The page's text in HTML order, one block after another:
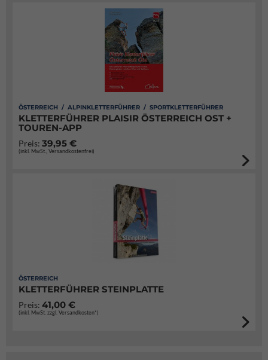
ÖSTERREICH / ALPINKLETTERFÜHRER / SPORTKLETTERFÜHRER
KLETTERFÜHRER PLAISIR ÖSTERREICH OST +
TOUREN-APP
Preis: 39,95 €
(inkl. MwSt., Versandkostenfrei)
ÖSTERREICH
KLETTERFÜHRER STEINPLATTE
Preis: 41,00 €
(inkl. MwSt. zzgl. Versandkosten*)